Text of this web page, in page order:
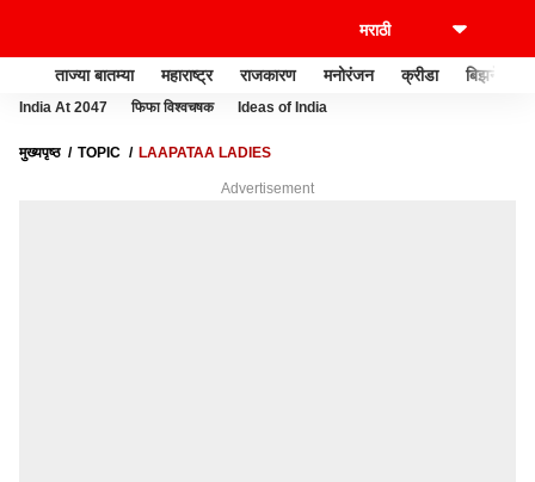
ताज्या बातम्या महाराष्ट्र राजकारण मनोरंजन क्रीडा बिझनेस
India At 2047 फिफा विश्वचषक Ideas of India
मुख्यपृष्ठ TOPIC LAAPATAA LADIES
Advertisement